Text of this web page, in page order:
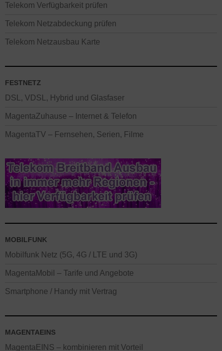
Telekom Verfügbarkeit prüfen
Telekom Netzabdeckung prüfen
Telekom Netzausbau Karte
FESTNETZ
DSL, VDSL, Hybrid und Glasfaser
MagentaZuhause – Internet & Telefon
MagentaTV – Fernsehen, Serien, Filme
MOBILFUNK
Mobilfunk Netz (5G, 4G / LTE und 3G)
MagentaMobil – Tarife und Angebote
Smartphone / Handy mit Vertrag
MAGENTAEINS
MagentaEINS – kombinieren mit Vorteil